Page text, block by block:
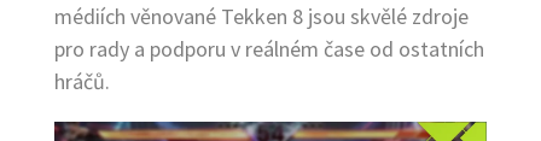
médiích věnované Tekken 8 jsou skvělé zdroje
pro rady a podporu v reálném čase od ostatních
hráčů.